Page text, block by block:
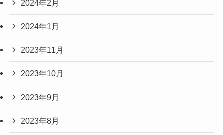
2024年2月
2024年1月
2023年11月
2023年10月
2023年9月
2023年8月